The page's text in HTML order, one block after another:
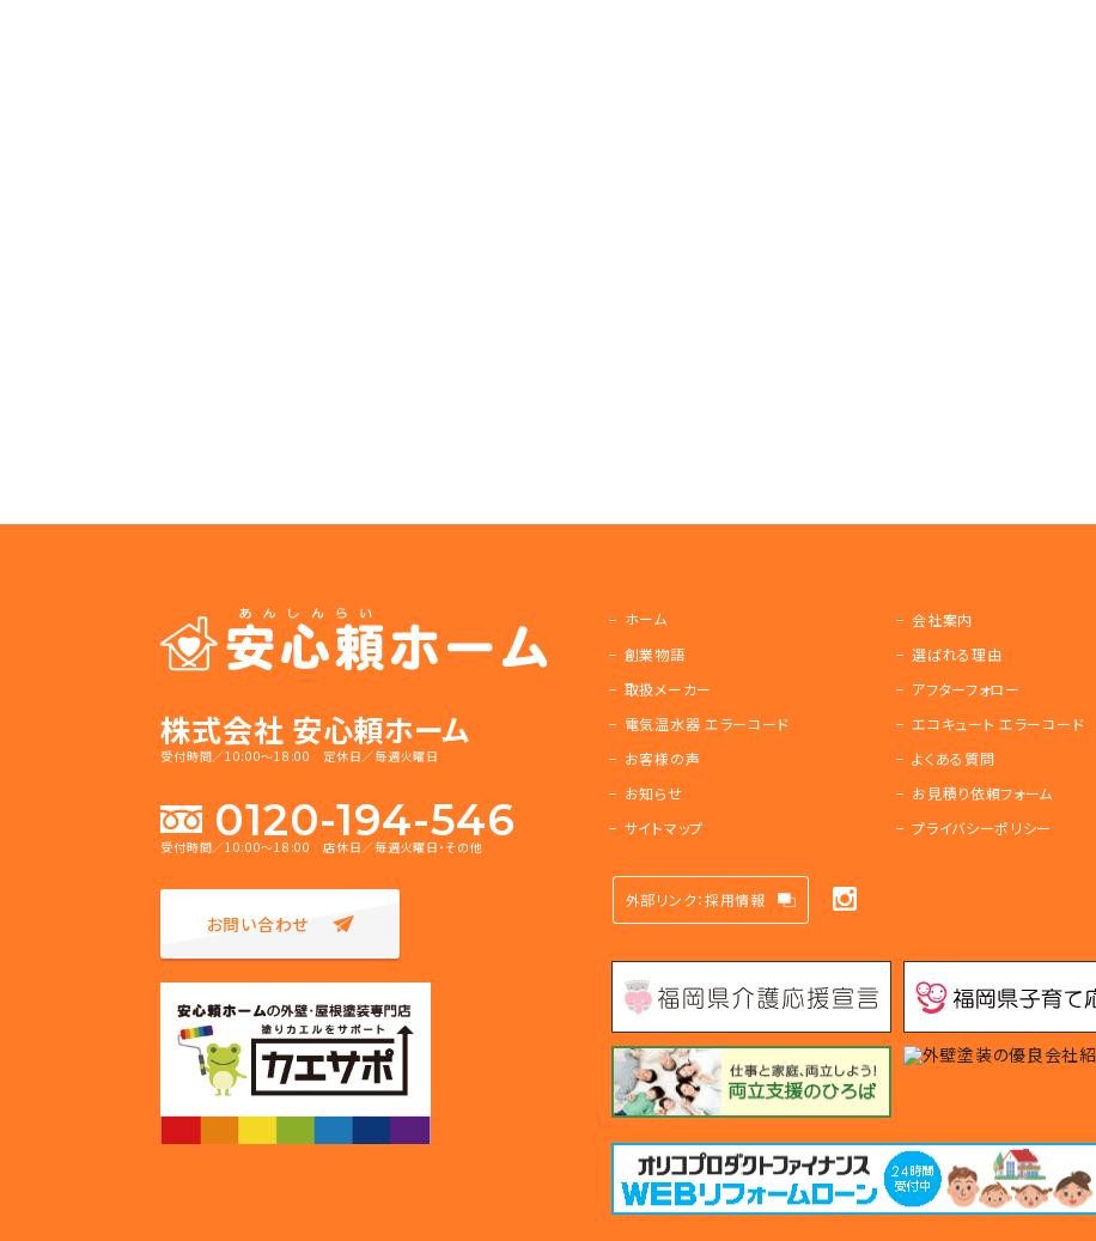
株式会社 安心頼ホーム
受付時間／10:00～18:00 定休日／毎週火曜日
0120-194-546
受付時間／10:00～18:00 店休日／毎週火曜日・その他
お問い合わせ
ホーム 会社案内
創業物語
選ばれる理由
取扱メーカー
アフターフォロー
電気温水器 エラーコード
エコキュート エラーコード
お客様の声
よくある質問
お知らせ
お見積り依頼フォーム
サイトマップ
プライバシーポリシー
外部リンク：採用情報